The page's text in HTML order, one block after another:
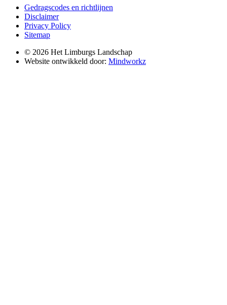
Gedragscodes en richtlijnen
Disclaimer
Privacy Policy
Sitemap
© 2026 Het Limburgs Landschap
Website ontwikkeld door: Mindworkz